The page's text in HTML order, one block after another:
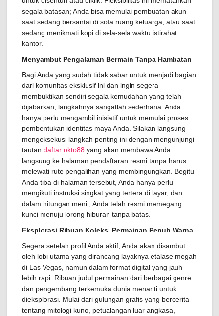
segala batasan; Anda bisa memulai pembuatan akun
saat sedang bersantai di sofa ruang keluarga, atau saat
sedang menikmati kopi di sela-sela waktu istirahat
kantor.
Menyambut Pengalaman Bermain Tanpa Hambatan
Bagi Anda yang sudah tidak sabar untuk menjadi bagian
dari komunitas eksklusif ini dan ingin segera
membuktikan sendiri segala kemudahan yang telah
dijabarkan, langkahnya sangatlah sederhana. Anda
hanya perlu mengambil inisiatif untuk memulai proses
pembentukan identitas maya Anda. Silakan langsung
mengeksekusi langkah penting ini dengan mengunjungi
tautan daftar okto88 yang akan membawa Anda
langsung ke halaman pendaftaran resmi tanpa harus
melewati rute pengalihan yang membingungkan. Begitu
Anda tiba di halaman tersebut, Anda hanya perlu
mengikuti instruksi singkat yang tertera di layar, dan
dalam hitungan menit, Anda telah resmi memegang
kunci menuju lorong hiburan tanpa batas.
Eksplorasi Ribuan Koleksi Permainan Penuh Warna
Segera setelah profil Anda aktif, Anda akan disambut
oleh lobi utama yang dirancang layaknya etalase megah
di Las Vegas, namun dalam format digital yang jauh
lebih rapi. Ribuan judul permainan dari berbagai genre
dan pengembang terkemuka dunia menanti untuk
dieksplorasi. Mulai dari gulungan grafis yang bercerita
tentang mitologi kuno, petualangan luar angkasa,